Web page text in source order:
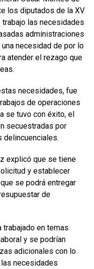
los diputados de la XV
las necesidades
administraciones
necesidad de por lo
atender el rezago que
necesidades, fue
de operaciones
se tuvo con éxito, el
secuestradas por
delincuenciales.
explicó que se tiene
y establecer
se podrá entregar
de
trabajado en temas
y se podrían
adicionales con lo
necesidades